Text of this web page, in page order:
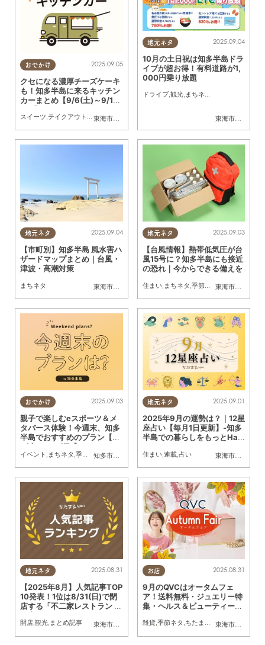
おでかけ
東海市
, 大府市 半田市,常滑市
2025.09.05
クセになる濃厚チーズケーキ
も！知多半島に来るキッチン
カーまとめ【9/6(土)～9/12
スイーツ,テイクアウト ,キッチンカー
地元ネタ
東海市大府市
2025.09.04
10月の土日祝は知多半島ドラ
イブが超お得！有料道路が1,
000円乗り放題
ドライブ,観光, まちネタ
地元ネタ
東海市
,大府市 知多市 ,東浦町,阿久比町,半田市,常滑市
2025.09.04
【市町別】知多半島 風水害ハ
ザードマップまとめ｜台風・
津波・高潮対策
まちネタ
地元ネタ
東海市
,大府市
2025.09.03
【台風情報】熱帯低気圧が台
風15号に？知多半島にも接近
の恐れ｜今からできる備えを
住まい, まちネタ 季節ネタ
おでかけ
知多市
,東浦町 半田市 ,常滑市
2025.09.03
親子で楽しむeスポーツ＆メ
タバース体験！今週末、知多
半島でおすすめのプラン【9/
6(土)・9/7(日)】
イベント まちネタ 季節ネタ ,まとめ記事
地元ネタ
東海市
,大府市
2025.09.01
2025年9月の運勢は？｜12星
座占い【毎月1日更新】-知多
半島での暮らしをもっとHap
住まい, 連載, 占い
地元ネタ
東海市
, 大府市 知多市,東浦町,阿久比町 ,半田市,常滑市
2025.08.31
【2025年8月】人気記事TOP
10発表！1位は8/31(日)で閉
店する「不二家レストラン 東
開店,観光, まとめ記事
お店
東海市大府市
2025.08.31
9月のQVCはオータムフェ
ア！送料無料・ジュエリー特
集・ヘルス＆ビューティー他
たまる広告
雑貨,季節ネタ ,ちたまる広告 ,おひとりさま